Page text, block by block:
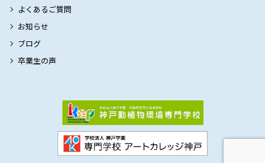
よくあるご質問
お知らせ
ブログ
卒業生の声